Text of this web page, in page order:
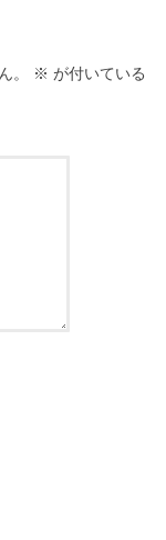
。 ※ が付いている